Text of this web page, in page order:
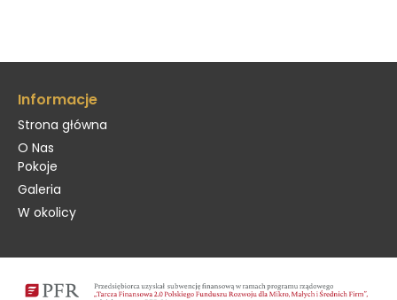
Informacje
Strona główna
O Nas
Pokoje
Galeria
W okolicy